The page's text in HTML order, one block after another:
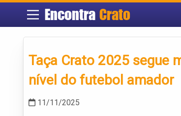
Encontra Crato
Taça Crato 2025 segue
nível do futebol amador
11/11/2025